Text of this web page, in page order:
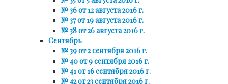
№ 36 от 12 августа 2016 г.
№ 37 от 19 августа 2016 г.
№ 38 от 26 августа 2016 г.
Сентябрь
№ 39 от 2 сентября 2016 г.
№ 40 от 9 сентября 2016 г.
№ 41 от 16 сентября 2016 г.
№ 42 от 23 сентября 2016 г.